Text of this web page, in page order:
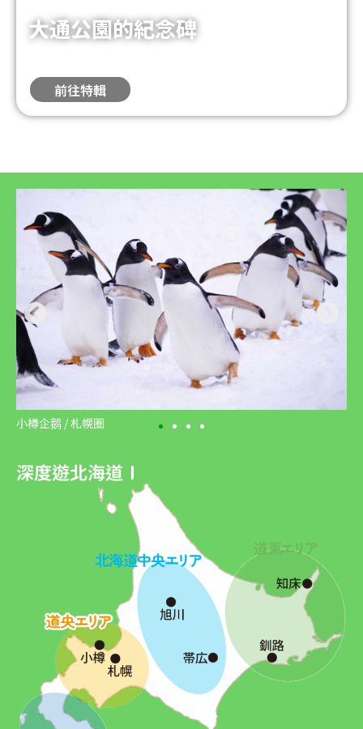
大通公園的紀念碑
前往特輯
小樽企鹅 / 札幌圈
深度遊北海道Ⅰ